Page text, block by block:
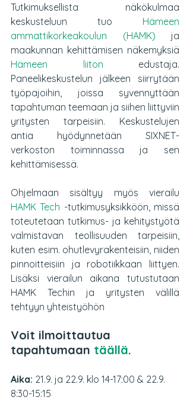
Tutkimuksellista näkökulmaa
keskusteluun tuo
Hämeen
ammattikorkeakoulun (HAMK) ja
Hämeen liiton edustaja.
Paneelikeskustelun jälkeen siirrytään
työpajoihin, joissa syvennyttään
tapahtuman teemaan ja siihen liittyviin
yritysten tarpeisiin. Keskustelujen
antia hyödynnetään SIXNET-
verkoston toiminnassa ja sen
kehittämisessä.
HAMK Tech -tutkimusyksikköön, missä
toteutetaan tutkimus- ja kehitystyötä
valmistavan teollisuuden tarpeisiin,
kuten esim. ohutlevyrakenteisiin, niiden
pinnoitteisiin ja robotiikkaan liittyen.
Lisäksi vierailun aikana tutustutaan
HAMK Techin ja yritysten välillä
tehtyyn yhteistyöhön
Voit ilmoittautua
tapahtumaan täällä.
Aika: 21.9. ja 22.9. klo 14-17:00 & 22.9.
8:30-15:15